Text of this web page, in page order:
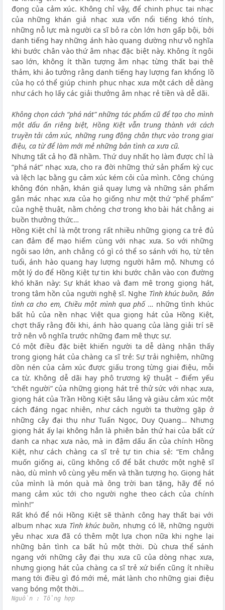
đọng của cảm xúc. Không chỉ vậy, để chinh phục tai nhạc
của những khán giả nhạc xưa vốn nổi tiếng khó tính,
những nỗ lực mà người ca sĩ bỏ ra còn lớn hơn gấp bội, bởi
danh tiếng hay những ánh hào quang dường như vô nghĩa
khi bước chân vào thứ âm nhạc đặc biệt này. Không ít ngôi
sao lớn, không ít thần tượng âm nhạc từng thất bại thê
thảm, khi ảo tưởng rằng danh tiếng hay lượng fan khổng lồ
của họ có thể giúp chinh phục nhạc xưa một cách dễ dàng
như cách họ lấy các giải thưởng âm nhạc rẻ tiền và dễ dãi.
Không chọn cách “phá nát” những tác phẩm cũ để tạo cho mình
một dấu ấn riêng biệt, Hồng Kiệt vẫn trung thành với cách
truyền tải cảm xúc, những rung động chân thực vào trong giai
điệu, ca từ để làm mới mẻ những bản tình ca xưa cũ.
Nhưng tất cả họ đã nhầm. Thứ duy nhất họ làm được chỉ là
“phá nát” nhạc xưa, cho ra đời những thứ sản phẩm kỳ cục
và lệch lạc bằng gu cảm xúc kém cỏi của mình. Công chúng
không đón nhận, khán giả quay lưng và những sản phẩm
gắn mác nhạc xưa của họ giống như một thứ “phế phẩm”
của nghệ thuật, nằm chỏng chơ trong kho bài hát chẳng ai
buồn thưởng thức…
Hồng Kiệt chỉ là một trong rất nhiều những giọng ca trẻ đủ
can đảm để mạo hiểm cùng với nhạc xưa. So với những
ngôi sao lớn, anh chẳng có gì có thể so sánh với họ, từ tên
tuổi, ánh hào quang hay lượng người hâm mộ. Nhưng có
một lý do để Hồng Kiệt tự tin khi bước chân vào con đường
khó khăn này: Sự khát khao và đam mê trong giọng hát,
trong tâm hồn của người nghệ sĩ. Nghe Tình khúc buồn, Bản
tình ca cho em, Chiều một mình qua phố … những tình khúc
bất hủ của nền nhạc Việt qua giọng hát của Hồng Kiệt,
chợt thấy rằng đôi khi, ánh hào quang của làng giải trí sẽ
trở nên vô nghĩa trước những đam mê thực sự.
Có một điều đặc biệt khiến người ta dễ dàng nhận thấy
trong giọng hát của chàng ca sĩ trẻ: Sự trải nghiệm, những
dồn nén của cảm xúc được giấu trong từng giai điệu, mỗi
ca từ. Không dễ dãi hay phô trương kỹ thuật – điểm yếu
“chết người” của những giọng hát trẻ thử sức với nhạc xưa,
giọng hát của Trần Hồng Kiệt sâu lắng và giàu cảm xúc một
cách đáng ngạc nhiên, như cách người ta thường gặp ở
những cây đại thụ như Tuấn Ngọc, Duy Quang… Nhưng
giọng hát ấy lại không hẳn là phiên bản thứ hai của bất cứ
danh ca nhạc xưa nào, mà in đậm dấu ấn của chính Hồng
Kiệt, như cách chàng ca sĩ trẻ tự tin chia sẻ: “Em chẳng
muốn giống ai, cũng không cố để bắt chước một nghệ sĩ
nào, dù mình vô cùng yêu mến và thần tượng họ. Giọng hát
của mình là món quà mà ông trời ban tặng, hãy để nó
mang cảm xúc tới cho người nghe theo cách của chính
mình!”
Rất khó để nói Hồng Kiệt sẽ thành công hay thất bại với
album nhạc xưa Tình khúc buồn, nhưng có lẽ, những người
yêu nhạc xưa đã có thêm một lựa chọn nữa khi nghe lại
những bản tình ca bất hủ một thời. Dù chưa thể sánh
ngang với những cây đại thụ xưa cũ của dòng nhạc xưa,
nhưng giọng hát của chàng ca sĩ trẻ xứ biển cũng ít nhiều
mang tới điều gì đó mới mẻ, mát lành cho những giai điệu
vang bóng một thời…
Nguồn : Tổng hợp